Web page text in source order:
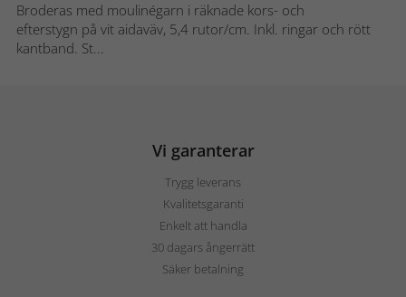
Broderas med moulinégarn i räknade kors- och
efterstygn på vit aidaväv, 5,4 rutor/cm. Inkl. ringar och rött
kantband. St...
Vi garanterar
Trygg leverans
Kvalitetsgaranti
Enkelt att handla
30 dagars ångerrätt
Säker betalning